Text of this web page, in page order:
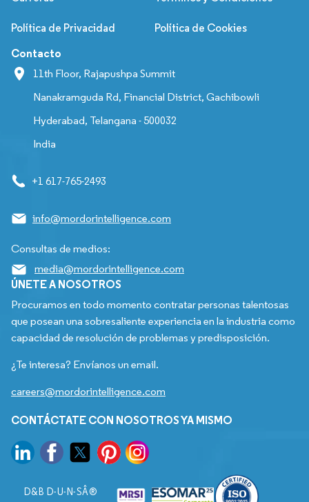
Política de Privacidad Política de Cookies
Contacto
11th Floor, Rajapushpa Summit
Nanakramguda Rd, Financial District, Gachibowli
Hyderabad, Telangana - 500032
India
+1 617-765-2493
info@mordorintelligence.com
Consultas de medios:
media@mordorintelligence.com
ÚNETE A NOSOTROS
Procuramos en todo momento contratar personas talentosas
que posean una sobresaliente experiencia en la industria como
capacidad de resolución de problemas y predisposición.
¿Te interesa? Envíanos un email.
careers@mordorintelligence.com
CONTÁCTATE CON NOSOTROS YA MISMO
D&B D-U-N-SÂ®